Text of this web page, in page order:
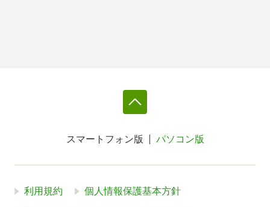
スマートフォン版 パソコン版
利用規約 個人情報保護基本方針